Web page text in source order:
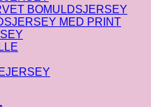
BOMULDSJERSEY
MED PRINT